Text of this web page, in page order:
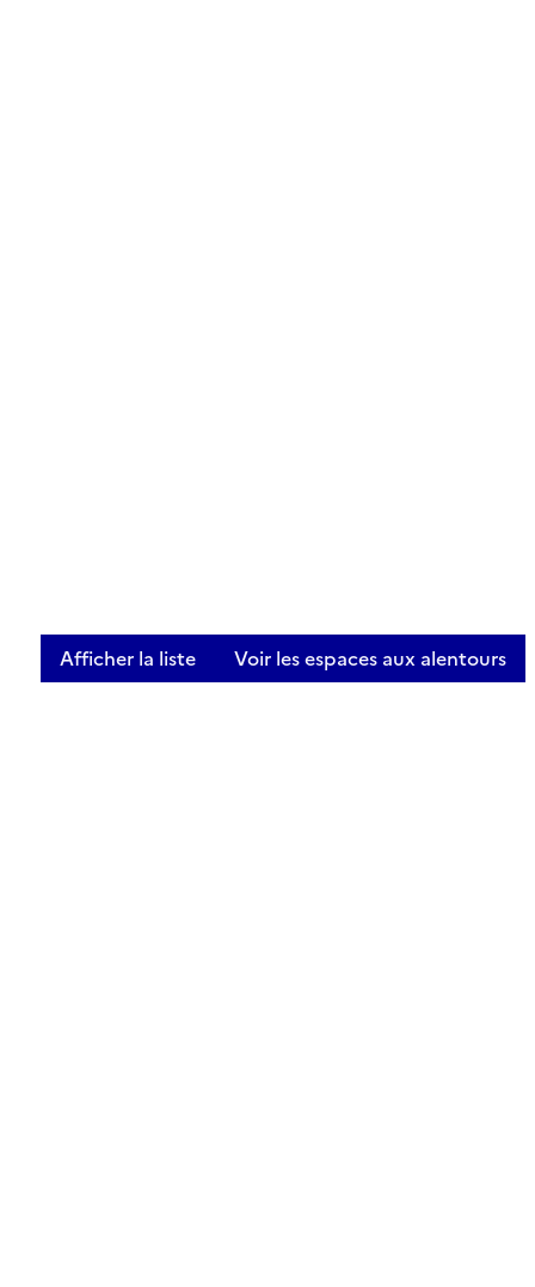
Afficher la liste Voir les espaces aux alentours